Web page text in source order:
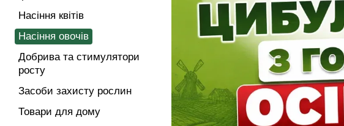
Насіння квітів
Насіння овочів
Добрива та стимулятори
росту
Засоби захисту рослин
Товари для дому